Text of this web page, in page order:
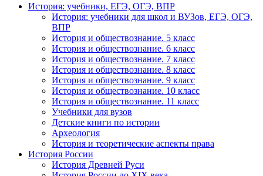
История: учебники, ЕГЭ, ОГЭ, ВПР
История: учебники для школ и ВУЗов, ЕГЭ, ОГЭ,
ВПР
История и обществознание. 5 класс
История и обществознание. 6 класс
История и обществознание. 7 класс
История и обществознание. 8 класс
История и обществознание. 9 класс
История и обществознание. 10 класс
История и обществознание. 11 класс
Учебники для вузов
Детские книги по истории
Археология
История и теоретические аспекты права
История России
История Древней Руси